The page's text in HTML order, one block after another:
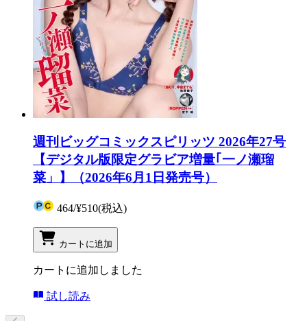
週刊ビッグコミックスピリッツ 2026年27号
【デジタル版限定グラビア増量｢一ノ瀬瑠
菜」】（2026年6月1日発売号）
464/¥510(税込)
カートに追加
カートに追加しました
試し読み